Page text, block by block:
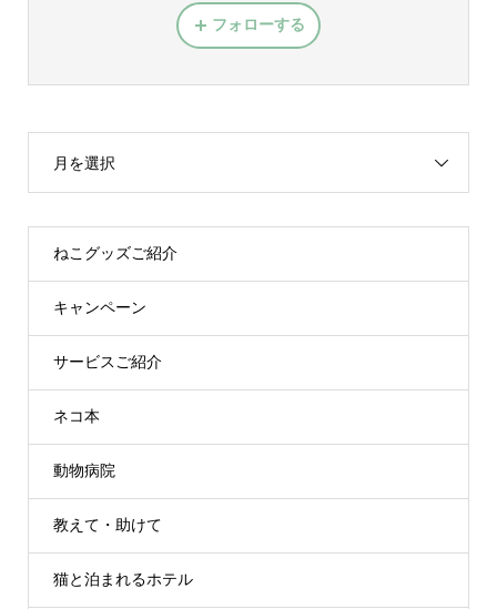
フォローする
月を選択
ねこグッズご紹介
キャンペーン
サービスご紹介
ネコ本
動物病院
教えて・助けて
猫と泊まれるホテル